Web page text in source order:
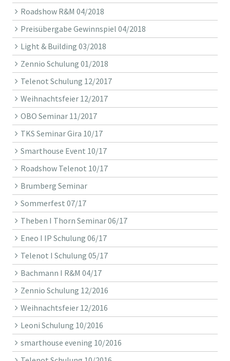
Roadshow R&M 04/2018
Preisübergabe Gewinnspiel 04/2018
Light & Building 03/2018
Zennio Schulung 01/2018
Telenot Schulung 12/2017
Weihnachtsfeier 12/2017
OBO Seminar 11/2017
TKS Seminar Gira 10/17
Smarthouse Event 10/17
Roadshow Telenot 10/17
Brumberg Seminar
Sommerfest 07/17
Theben I Thorn Seminar 06/17
Eneo I IP Schulung 06/17
Telenot I Schulung 05/17
Bachmann I R&M 04/17
Zennio Schulung 12/2016
Weihnachtsfeier 12/2016
Leoni Schulung 10/2016
smarthouse evening 10/2016